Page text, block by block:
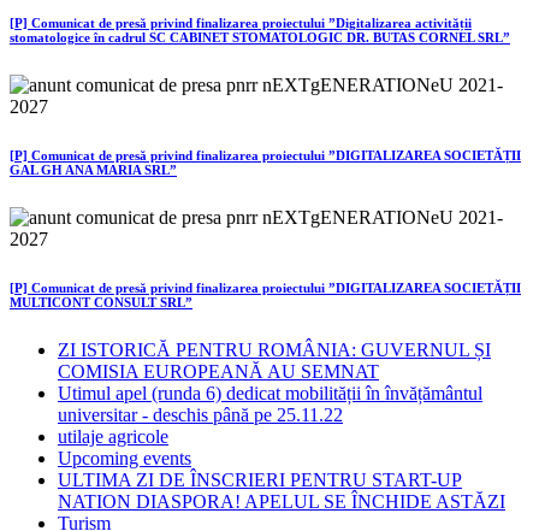
[P] Comunicat de presă privind finalizarea proiectului ”Digitalizarea activității
stomatologice în cadrul SC CABINET STOMATOLOGIC DR. BUTAS CORNEL SRL”
[P] Comunicat de presă privind finalizarea proiectului ”DIGITALIZAREA SOCIETĂȚII
GAL GH ANA MARIA SRL”
[P] Comunicat de presă privind finalizarea proiectului ”DIGITALIZAREA SOCIETĂȚII
MULTICONT CONSULT SRL”
ZI ISTORICĂ PENTRU ROMÂNIA: GUVERNUL ȘI
COMISIA EUROPEANĂ AU SEMNAT
Utimul apel (runda 6) dedicat mobilității în învățământul
universitar - deschis până pe 25.11.22
utilaje agricole
Upcoming events
ULTIMA ZI DE ÎNSCRIERI PENTRU START-UP
NATION DIASPORA! APELUL SE ÎNCHIDE ASTĂZI
Turism